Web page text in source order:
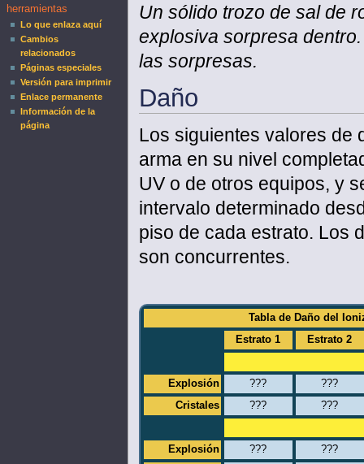
Un sólido trozo de sal de
explosiva sorpresa
las sorpresas.
Daño
Los siguientes valores de
arma en su nivel
UV o de otros equipos, y
intervalo determinado
piso de cada estrato. Los
son concurrentes.
Tabla de Daño del
Estrato 1
Estrato 2
Explosión ???
???
Cristales
??? ???
Explosión ???
???
herramientas
Lo que enlaza aquí
Cambios
relacionados
Páginas especiales
Versión para imprimir
Enlace permanente
Información de la
página